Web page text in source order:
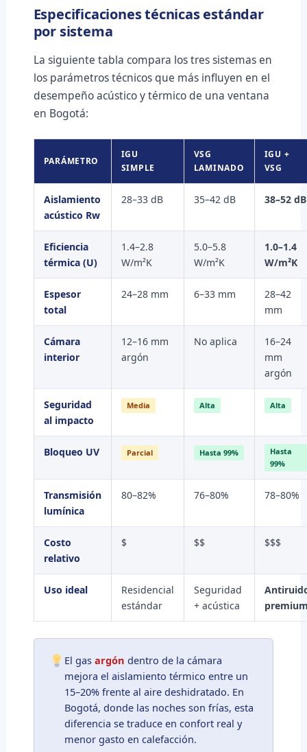
Especificaciones técnicas estándar
por sistema
La siguiente tabla compara los tres sistemas en
los parámetros técnicos que más influyen en el
desempeño acústico y térmico de una ventana
en Bogotá:
PARÁMETRO
IGU
SIMPLE
VSG
LAMINADO
IGU +
VSG
Aislamiento
acústico Rw
28–33 dB 35–42 dB 38–52 dB
Eficiencia
térmica (U)
1.4–2.8
W/m²K
5.0–5.8
W/m²K
1.0–1.4
W/m²K
Espesor
total
24–28 mm 6–33 mm
28–42
mm
Cámara
interior
12–16 mm
argón
No aplica
16–24
mm
argón
Seguridad
al impacto
Media Alta Alta
Bloqueo UV Parcial Hasta 99%
Hasta
99%
Transmisión
lumínica
80–82% 76–80% 78–80%
Costo
relativo
$ $$ $$$
Uso ideal
Residencial
estándar
Seguridad
+ acústica
El gasargón dentro de la cámara
mejora el aislamiento térmico entre un
15–20% frente al aire deshidratado. En
Bogotá, donde las noches son frías, esta
diferencia se traduce en confort real y
menor gasto en calefacción.